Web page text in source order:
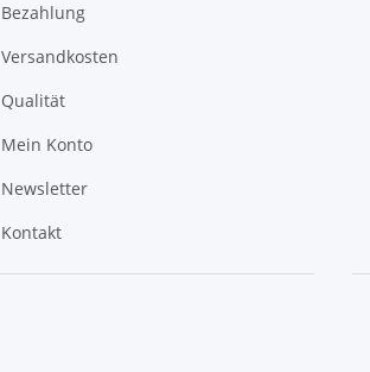
Bezahlung
Versandkosten
Qualität
Mein Konto
Newsletter
Kontakt